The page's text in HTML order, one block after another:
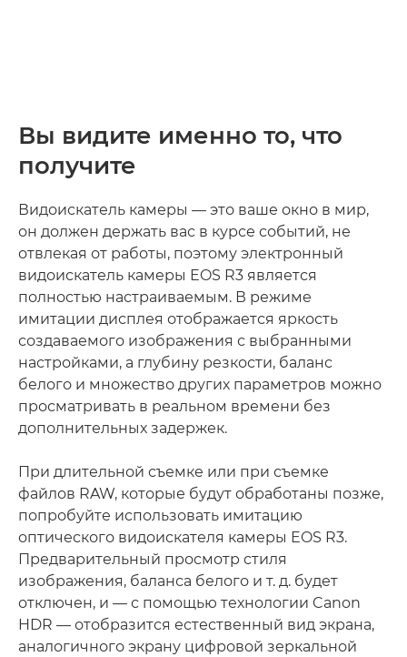
Вы видите именно то, что
получите
Видоискатель камеры — это ваше окно в мир,
он должен держать вас в курсе событий, не
отвлекая от работы, поэтому электронный
видоискатель камеры EOS R3 является
полностью настраиваемым. В режиме
имитации дисплея отображается яркость
создаваемого изображения с выбранными
настройками, а глубину резкости, баланс
белого и множество других параметров можно
просматривать в реальном времени без
дополнительных задержек.
При длительной съемке или при съемке
файлов RAW, которые будут обработаны позже,
попробуйте использовать имитацию
оптического видоискателя камеры EOS R3.
Предварительный просмотр стиля
изображения, баланса белого и т. д. будет
отключен, и — с помощью технологии Canon
HDR — отобразится естественный вид экрана,
аналогичного экрану цифровой зеркальной